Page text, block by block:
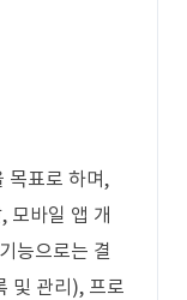
목표로 하며,
모바일 앱 개
능으로는 결
및 관리), 프로